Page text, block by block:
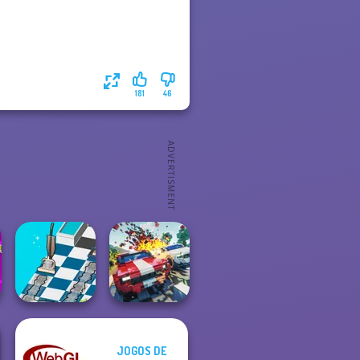
46
181
JOGOS DE